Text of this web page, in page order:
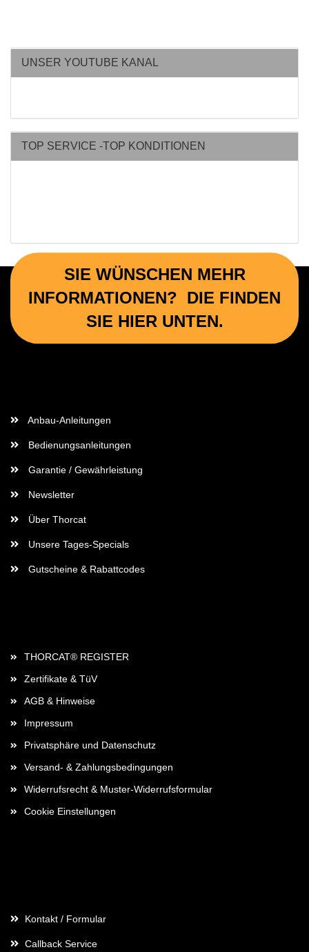
UNSER YOUTUBE KANAL
TOP SERVICE -TOP KONDITIONEN
SIE WÜNSCHEN MEHR
INFORMATIONEN? DIE FINDEN
SIE HIER UNTEN.
Anbau-Anleitungen
Bedienungsanleitungen
Garantie / Gewährleistung
Newsletter
Über Thorcat
Unsere Tages-Specials
Gutscheine & Rabattcodes
THORCAT® REGISTER
Zertifikate & TüV
AGB & Hinweise
Impressum
Privatsphäre und Datenschutz
Versand- & Zahlungsbedingungen
Widerrufsrecht & Muster-Widerrufsformular
Cookie Einstellungen
Kontakt / Formular
Callback Service